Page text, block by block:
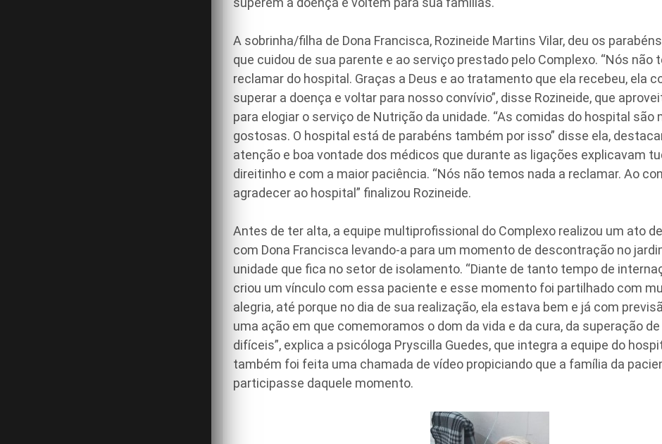
A sobrinha/filha de Dona Francisca, Rozineide Martins Vilar, deu os
que cuidou de sua parente e ao serviço prestado pelo Complexo. “Nós não
reclamar do hospital. Graças a Deus e ao tratamento que ela recebeu, ela
superar a doença e voltar para nosso convívio”, disse Rozineide, que
para elogiar o serviço de Nutrição da unidade. “As comidas do hospital são
gostosas. O hospital está de parabéns também por isso” disse ela,
atenção e boa vontade dos médicos que durante as ligações explicavam
direitinho e com a maior paciência. “Nós não temos nada a reclamar. Ao
agradecer ao hospital” finalizou Rozineide.
Antes de ter alta, a equipe multiprofissional do Complexo realizou um ato
com Dona Francisca levando-a para um momento de descontração no
unidade que fica no setor de isolamento. “Diante de tanto tempo de
criou um vínculo com essa paciente e esse momento foi partilhado com
alegria, até porque no dia de sua realização, ela estava bem e já com
uma ação em que comemoramos o dom da vida e da cura, da superação
difíceis”, explica a psicóloga Pryscilla Guedes, que integra a equipe do
também foi feita uma chamada de vídeo propiciando que a família da
participasse daquele momento.